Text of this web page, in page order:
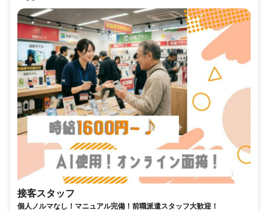
接客スタッフ
個人ノルマなし！マニュアル完備！前職派遣スタッフ大歓迎！